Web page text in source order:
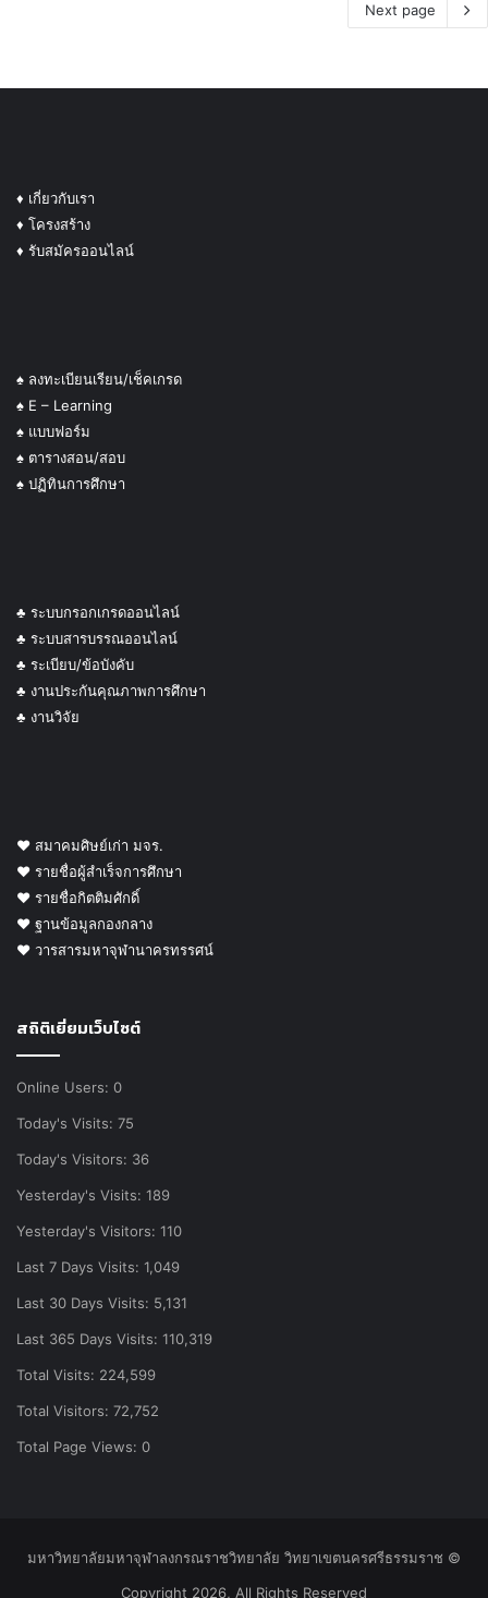
Next page
♦ เกี่ยวกับเรา
♦ โครงสร้าง
♦ รับสมัครออนไลน์
♠ ลงทะเบียนเรียน/เช็คเกรด
♠ E – Learning
♠ แบบฟอร์ม
♠ ตารางสอน/สอบ
♠ ปฏิทินการศึกษา
♣ ระบบกรอกเกรดออนไลน์
♣ ระบบสารบรรณออนไลน์
♣ ระเบียบ/ข้อบังคับ
♣ งานประกันคุณภาพการศึกษา
♣ งานวิจัย
♥ สมาคมศิษย์เก่า มจร.
♥ รายชื่อผู้สำเร็จการศึกษา
♥ รายชื่อกิตติมศักดิ์
♥ ฐานข้อมูลกองกลาง
♥ วารสารมหาจุฬานาครทรรศน์
สถิติเยี่ยมเว็บไซต์
Online Users: 0
Today's Visits: 75
Today's Visitors: 36
Yesterday's Visits: 189
Yesterday's Visitors: 110
Last 7 Days Visits: 1,049
Last 30 Days Visits: 5,131
Last 365 Days Visits: 110,319
Total Visits: 224,599
Total Visitors: 72,752
Total Page Views: 0
มหาวิทยาลัยมหาจุฬาลงกรณราชวิทยาลัย วิทยาเขตนครศรีธรรมราช ©
Copyright 2026, All Rights Reserved